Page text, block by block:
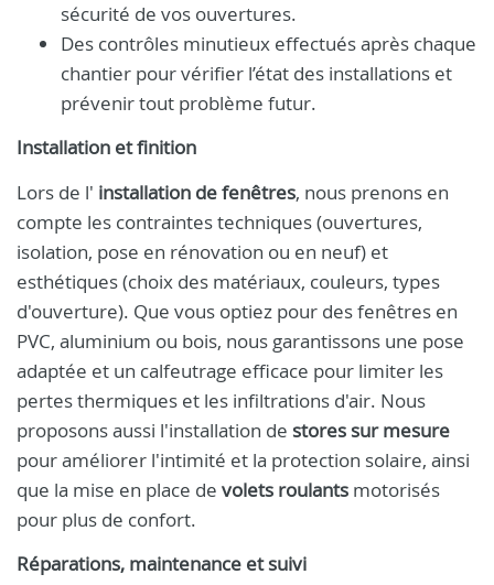
sécurité de vos ouvertures.
Des contrôles minutieux effectués après chaque
chantier pour vérifier l’état des installations et
prévenir tout problème futur.
Installation et finition
Lors de l' installation de fenêtres, nous prenons en
compte les contraintes techniques (ouvertures,
isolation, pose en rénovation ou en neuf) et
esthétiques (choix des matériaux, couleurs, types
d'ouverture). Que vous optiez pour des fenêtres en
PVC, aluminium ou bois, nous garantissons une pose
adaptée et un calfeutrage efficace pour limiter les
pertes thermiques et les infiltrations d'air. Nous
proposons aussi l'installation de stores sur mesure
pour améliorer l'intimité et la protection solaire, ainsi
que la mise en place de volets roulants motorisés
pour plus de confort.
Réparations, maintenance et suivi